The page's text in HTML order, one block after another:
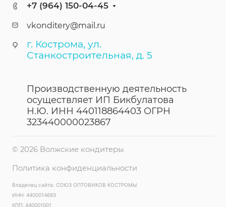
+7 (964) 150-04-45
vkonditery@mail.ru
г. Кострома, ул.
Станкостроительная, д. 5
Производственную деятельность
осуществляет ИП Бикбулатова
Н.Ю. ИНН 440118864403 ОГРН
323440000023867
© 2026 Волжские кондитеры
Политика конфиденциальности
Владелец сайта: СОЮЗ ОПТОВИКОВ КОСТРОМЫ
ИНН: 4400014693
КПП: 440001001